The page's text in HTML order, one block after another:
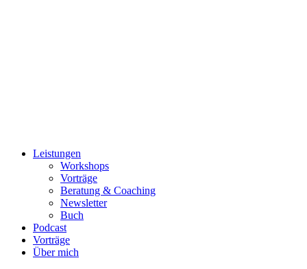
Leistungen
Workshops
Vorträge
Beratung & Coaching
Newsletter
Buch
Podcast
Vorträge
Über mich